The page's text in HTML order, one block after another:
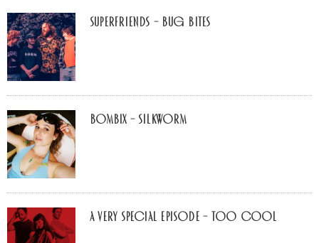
Superfriends – Bug Bites
Bombix – Silkworm
A Very Special Episode – Too Cool